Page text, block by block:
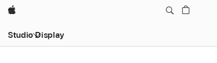
Apple
Studio Display